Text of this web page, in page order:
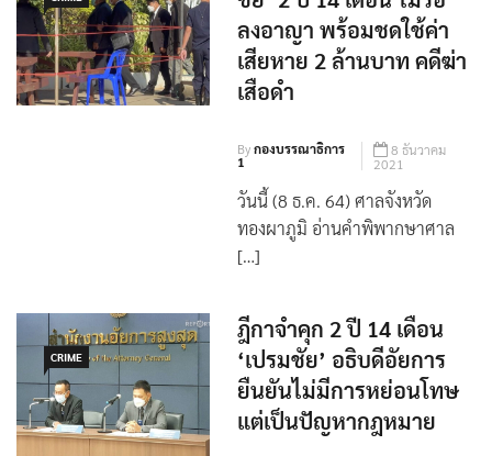
CRIME
ศาลฎีกาสั่งจำคุก ‘เปรม
ชัย’ 2 ปี 14 เดือน ไม่รอ
ลงอาญา พร้อมชดใช้ค่า
เสียหาย 2 ล้านบาท คดีฆ่า
เสือดำ
Byกองบรรณาธิการ
1
8 ธันวาคม
2021
วันนี้ (8 ธ.ค. 64) ศาลจังหวัด
CRIME
ฎีกาจำคุก 2 ปี 14 เดือน
‘เปรมชัย’ อธิบดีอัยการ
ยืนยันไม่มีการหย่อนโทษ